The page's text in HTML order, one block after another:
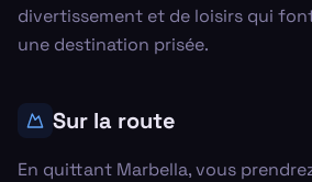
divertissement et de loisirs qui
une destination prisée.
Sur la route
En quittant Marbella, vous